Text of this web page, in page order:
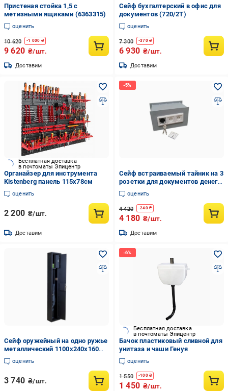
Пристеная стойка 1,5 с
метизными ящиками (6363315)
оценить
10 620 -1 000 ₴
9 620 ₴/шт.
Доставим
Сейф бухгалтерский в офис для
документов (720/2Т)
оценить
7 300 -370₴
6 930 ₴/шт.
Доставим
Бесплатная доставка
в почтоматы Эпицентр
Органайзер для инструмента
Kistenberg панель 115х78см
оценить
2 200 ₴/шт.
Доставим
Сейф встраиваемый тайник на 3
розетки для документов денег
драгоценностей
оценить
4 420 -240₴
4 180 ₴/шт.
Доставим
Сейф оружейный на одно ружье
металлический 1100х240х160
Черный
оценить
3 740 ₴/шт.
Бесплатная доставка
в почтоматы Эпицентр
Бачок пластиковый сливной для
унитаза и чаши Генуя
оценить
1 550 -100₴
1 450 ₴/шт.